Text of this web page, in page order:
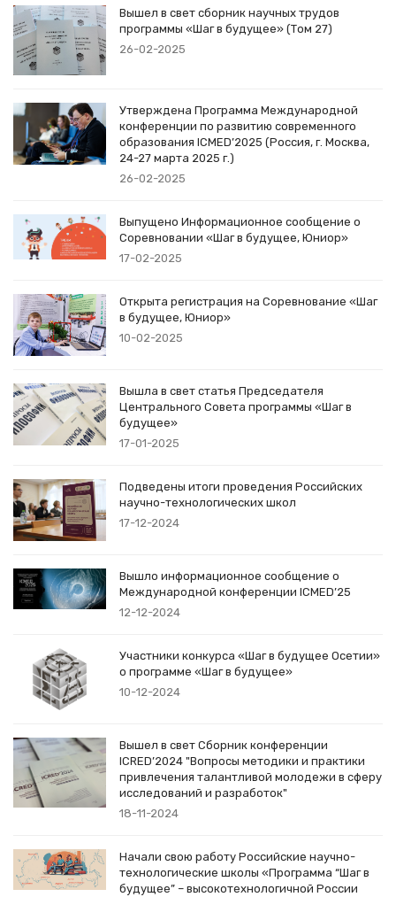
Вышел в свет сборник научных трудов
программы «Шаг в будущее» (Том 27)
26-02-2025
Утверждена Программа Международной
конференции по развитию современного
образования ICMED’2025 (Россия, г. Москва,
24-27 марта 2025 г.)
26-02-2025
Выпущено Информационное сообщение о
Соревновании «Шаг в будущее, Юниор»
17-02-2025
Открыта регистрация на Соревнование «Шаг
в будущее, Юниор»
10-02-2025
Вышла в свет статья Председателя
Центрального Совета программы «Шаг в
будущее»
17-01-2025
Подведены итоги проведения Российских
научно-технологических школ
17-12-2024
Вышло информационное сообщение о
Международной конференции ICMED’25
12-12-2024
Участники конкурса «Шаг в будущее Осетии»
о программе «Шаг в будущее»
10-12-2024
Вышел в свет Сборник конференции
ICRED’2024 "Вопросы методики и практики
привлечения талантливой молодежи в сферу
исследований и разработок"
18-11-2024
Начали свою работу Российские научно-
технологические школы «Программа “Шаг в
будущее” – высокотехнологичной России